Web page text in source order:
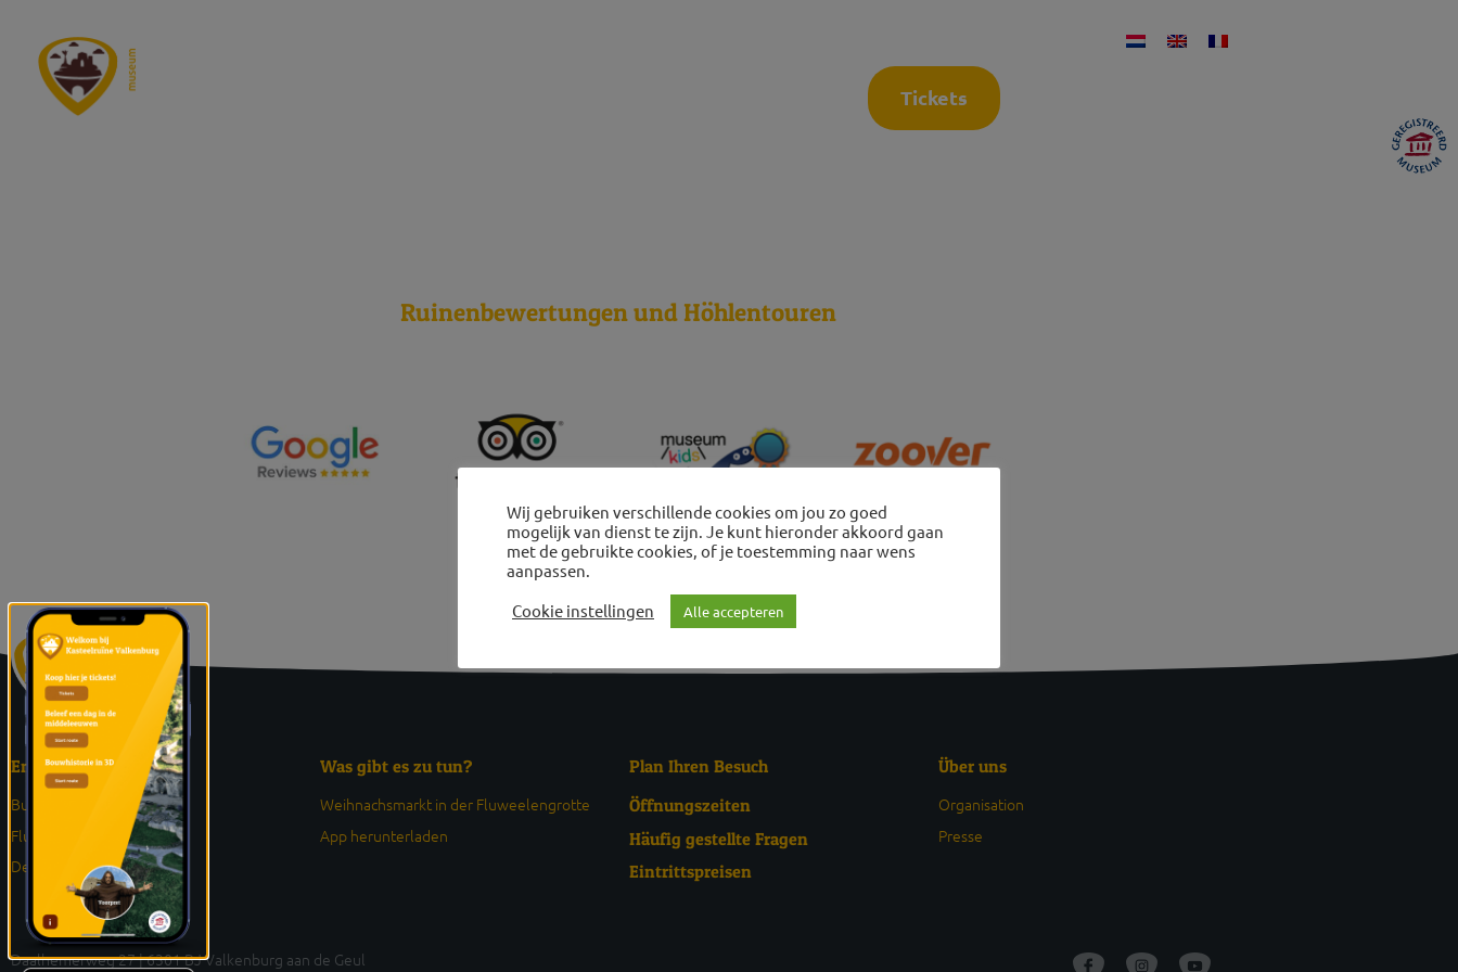
Tickets
Ruinenbewertungen und Höhlentouren
Entdeck
Burgruine
Fluweelengrotte
Der Haselderhof
Was gibt es zu tun?
Weihnachsmarkt in der Fluweelengrotte
App herunterladen
Plan Ihren Besuch
Öffnungszeiten
Häufig gestellte Fragen
Eintrittspreisen
Über uns
Organisation
Presse
Daalhemerweg 27 | 6301 BJ Valkenburg aan de Geul
Wij gebruiken verschillende cookies om jou zo goed
mogelijk van dienst te zijn. Je kunt hieronder akkoord gaan
met de gebruikte cookies, of je toestemming naar wens
aanpassen.
Cookie instellingen
Alle accepteren